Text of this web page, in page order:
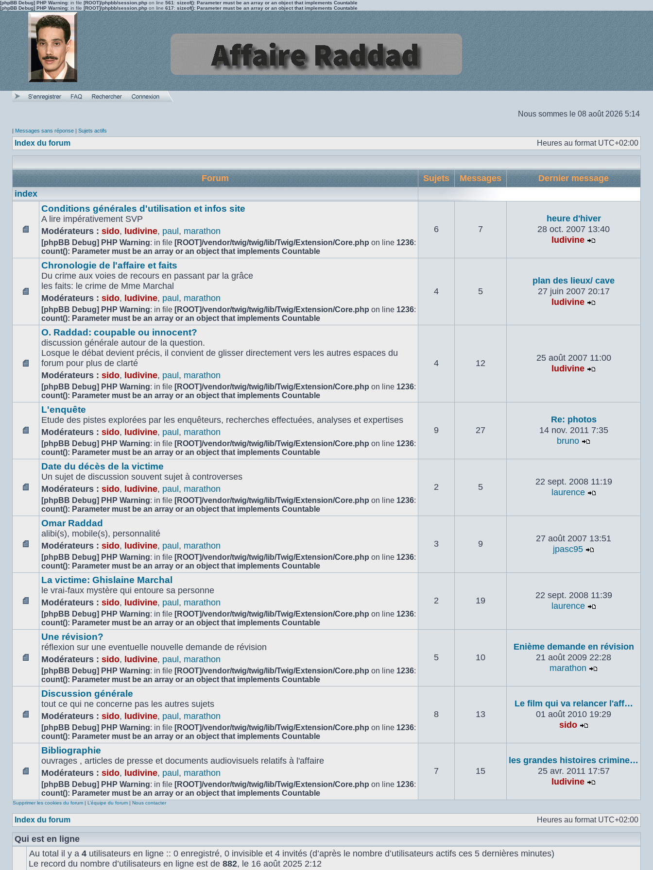
[phpBB Debug] PHP Warning: in file [ROOT]/phpbb/session.php on line 561 : sizeof(): Parameter must be an array or an object that implements Countable
[phpBB Debug] PHP Warning: in file [ROOT]/phpbb/session.php on line 617: sizeof(): Parameter must be an array or an object that implements Countable
Nous sommes le 08 août 2026 5:14
| Messages sans réponse | Sujets actifs
Index du forum Heures au format UTC+02:00
Forum Sujets Messages
Dernier message
index
Aucun
message
non
lu
Conditions générales d'utilisation et infos site
A lire impérativement SVP
Modérateurs : sido, ludivine, paul , marathon
[phpBB Debug] PHP Warning: in file [ROOT]/vendor/twig/twig/lib/Twig/Extension/Core.php on line 1236:
count(): Parameter must be an array or an object that implements Countable
6 7
heure d'hiver
28 oct. 2007 13:40
ludivine
Aucun
message
non
lu
Chronologie de l'affaire et faits
Du crime aux voies de recours en passant par la grâce
les faits: le crime de Mme Marchal
Modérateurs : sido, ludivine, paul , marathon
[phpBB Debug] PHP Warning: in file [ROOT]/vendor/twig/twig/lib/Twig/Extension/Core.php on line 1236:
count(): Parameter must be an array or an object that implements Countable
4 5
plan des lieux/ cave
27 juin 2007 20:17
ludivine
Aucun
message
non
lu
O. Raddad: coupable ou innocent?
discussion générale autour de la question.
Losque le débat devient précis, il convient de glisser directement vers les autres espaces du
forum pour plus de clarté
Modérateurs : sido, ludivine, paul , marathon
[phpBB Debug] PHP Warning: in file [ROOT]/vendor/twig/twig/lib/Twig/Extension/Core.php on line 1236:
count(): Parameter must be an array or an object that implements Countable
4 12
25 août 2007 11:00
ludivine
Aucun
message
non
L'enquête
Etude des pistes explorées par les enquêteurs, recherches effectuées, analyses et expertises
Modérateurs : sido, ludivine, paul , marathon
[phpBB Debug] PHP Warning: in file [ROOT]/vendor/twig/twig/lib/Twig/Extension/Core.php on line 1236:
count(): Parameter must be an array or an object that implements Countable
9 27
Re: photos
14 nov. 2011 7:35
bruno
Aucun
message
non
lu
Date du décès de la victime
Un sujet de discussion souvent sujet à controverses
Modérateurs : sido, ludivine, paul , marathon
[phpBB Debug] PHP Warning: in file [ROOT]/vendor/twig/twig/lib/Twig/Extension/Core.php on line 1236:
count(): Parameter must be an array or an object that implements Countable
2 5
22 sept. 2008 11:19
laurence
Aucun
message
non
Omar Raddad
alibi(s), mobile(s), personnalité
Modérateurs : sido, ludivine, paul , marathon
[phpBB Debug] PHP Warning: in file [ROOT]/vendor/twig/twig/lib/Twig/Extension/Core.php on line 1236:
count(): Parameter must be an array or an object that implements Countable
3 9
27 août 2007 13:51
jpasc95
Aucun
message
non
lu
La victime: Ghislaine Marchal
le vrai-faux mystère qui entoure sa personne
Modérateurs : sido, ludivine, paul , marathon
[phpBB Debug] PHP Warning: in file [ROOT]/vendor/twig/twig/lib/Twig/Extension/Core.php on line 1236:
count(): Parameter must be an array or an object that implements Countable
2 19
22 sept. 2008 11:39
laurence
Aucun
message
non
Une révision?
réflexion sur une eventuelle nouvelle demande de révision
Modérateurs : sido, ludivine, paul , marathon
[phpBB Debug] PHP Warning: in file [ROOT]/vendor/twig/twig/lib/Twig/Extension/Core.php on line 1236:
count(): Parameter must be an array or an object that implements Countable
5 10
Enième demande en révision
21 août 2009 22:28
marathon
Aucun
message
non
Discussion générale
tout ce qui ne concerne pas les autres sujets
Modérateurs : sido, ludivine, paul , marathon
[phpBB Debug] PHP Warning: in file [ROOT]/vendor/twig/twig/lib/Twig/Extension/Core.php on line 1236:
count(): Parameter must be an array or an object that implements Countable
8 13
Le film qui va relancer l'aff…
01 août 2010 19:29
sido
Aucun
message
non
Bibliographie
ouvrages , articles de presse et documents audiovisuels relatifs à l'affaire
Modérateurs : sido, ludivine, paul , marathon
[phpBB Debug] PHP Warning: in file [ROOT]/vendor/twig/twig/lib/Twig/Extension/Core.php on line 1236:
count(): Parameter must be an array or an object that implements Countable
7 15
les grandes histoires crimine…
25 avr. 2011 17:57
ludivine
Supprimer les cookies du forum | L’équipe du forum | Nous contacter
Index du forum Heures au format UTC+02:00
Qui est en ligne
Au total il y a 4 utilisateurs en ligne :: 0 enregistré, 0 invisible et 4 invités (d’après le nombre d’utilisateurs actifs ces 5 dernières minutes)
Le record du nombre d’utilisateurs en ligne est de 882, le 16 août 2025 2:12